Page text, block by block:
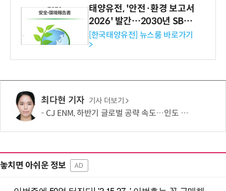
태양유전, '안전·환경 보고서
2026' 발간…2030년 SBT
수준 온실가스 감축 추진
[한국태양유전] 뉴스룸 바로가기
>
최다현 기자 기사 더보기
CJ ENM, 하반기 글로벌 공략 속도…인도 등 신규 시장 개척
놓치면 아쉬운 정보 AD